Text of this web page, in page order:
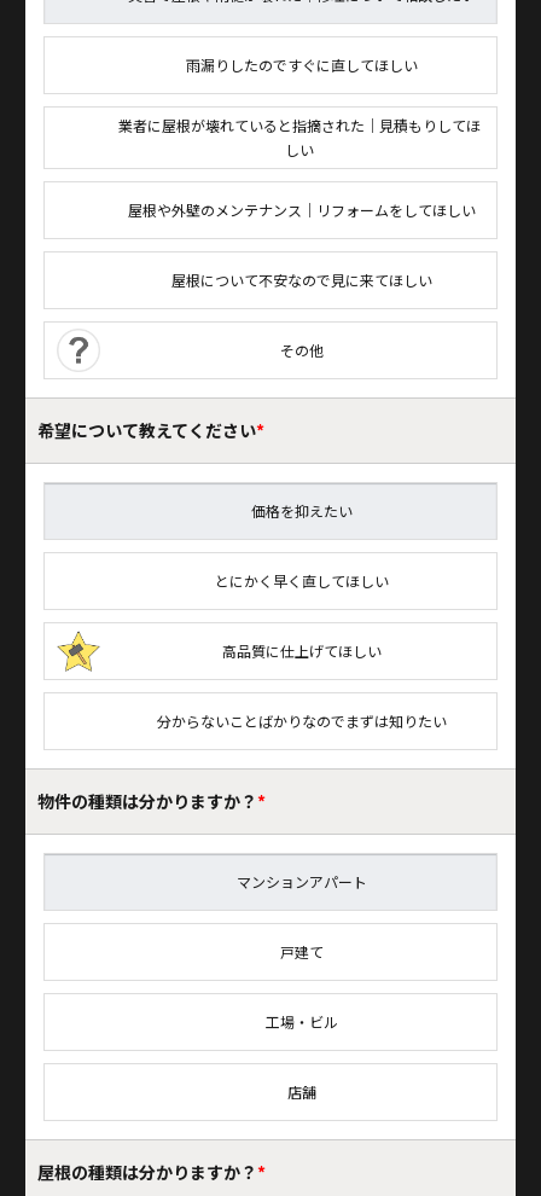
雨漏りしたのですぐに直してほしい
業者に屋根が壊れていると指摘された｜見積もりしてほ
しい
屋根や外壁のメンテナンス｜リフォームをしてほしい
屋根について不安なので見に来てほしい
その他
希望について教えてください*
価格を抑えたい
とにかく早く直してほしい
高品質に仕上げてほしい
分からないことばかりなのでまずは知りたい
物件の種類は分かりますか？*
マンションアパート
戸建て
工場・ビル
店舗
屋根の種類は分かりますか？*